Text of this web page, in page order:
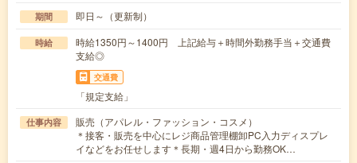
期間 即日～（更新制）
時給
時給1350円～1400円 上記給与＋時間外勤務手当＋交通費
支給◎
交通費
「規定支給」
仕事内容
販売（アパレル・ファッション・コスメ）
＊接客・販売を中心にレジ商品管理棚卸PC入力ディスプレ
イなどをお任せします＊長期・週4日から勤務OK…